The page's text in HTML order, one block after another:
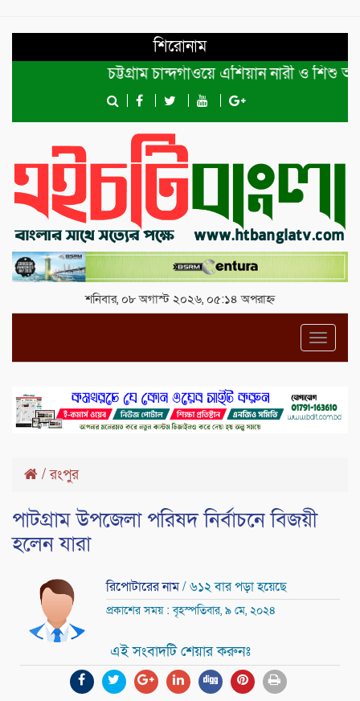
শিরোনাম
চট্টগ্রাম চান্দগাঁওয়ে এশিয়ান নারী ও শিশু
শনিবার, ০৮ অগাস্ট ২০২৬, ০৫:১৪ অপরাহ্ন
/রংপুর
পাটগ্রাম উপজেলা পরিষদ নির্বাচনে বিজয়ী
হলেন যারা
রিপোটারের নাম/ ৬১২ বার পড়া হয়েছে
প্রকাশের সময় : বৃহস্পতিবার, ৯ মে, ২০২৪
এই সংবাদটি শেয়ার করুনঃ